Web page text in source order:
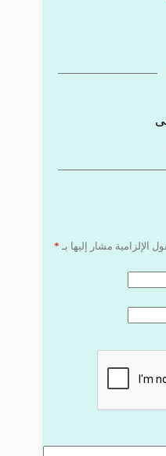
الإلزامية مشار إليها بـ *